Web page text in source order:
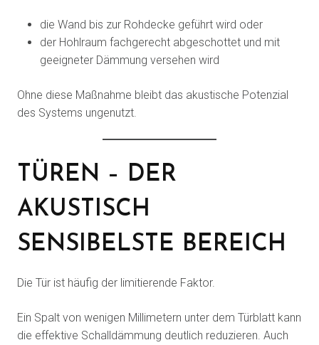
die Wand bis zur Rohdecke geführt wird oder
der Hohlraum fachgerecht abgeschottet und mit
geeigneter Dämmung versehen wird
Ohne diese Maßnahme bleibt das akustische Potenzial
des Systems ungenutzt.
TÜREN – DER
AKUSTISCH
SENSIBELSTE BEREICH
Die Tür ist häufig der limitierende Faktor.
Ein Spalt von wenigen Millimetern unter dem Türblatt kann
die effektive Schalldämmung deutlich reduzieren. Auch